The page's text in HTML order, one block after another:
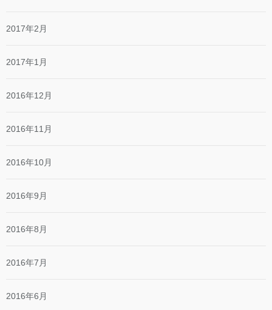
2017年2月
2017年1月
2016年12月
2016年11月
2016年10月
2016年9月
2016年8月
2016年7月
2016年6月